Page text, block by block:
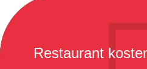
Restaurant